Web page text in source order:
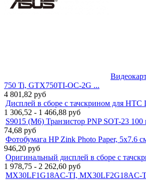
750 Ti, GTX750TI-OC-2G ...
4 801,82 руб
Дисплей в сборе с тачскрином для HTC
1 306,52 - 1 466,88 руб
S9015 (M6) Транзистор PNP SOT-23 100
74,68 руб
Фотобумага HP Zink Photo Paper, 5x7.6
946,20 руб
Оригинальный дисплей в сборе с
1 978,75 - 2 262,60 руб
MX30LF1G18AC-TI, MX30LF2G18AC-